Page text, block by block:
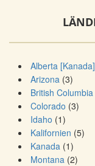
Alberta [Kanada]
Arizona (3)
British
Colorado (3)
Idaho (1)
Kalifornien (5)
Kanada (1)
Montana (2)